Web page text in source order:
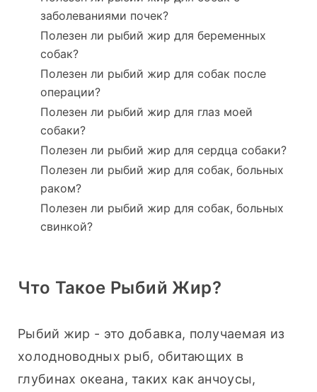
заболеваниями почек?
Полезен ли рыбий жир для беременных
собак?
Полезен ли рыбий жир для собак после
операции?
Полезен ли рыбий жир для глаз моей
собаки?
Полезен ли рыбий жир для сердца собаки?
Полезен ли рыбий жир для собак, больных
раком?
Полезен ли рыбий жир для собак, больных
свинкой?
Что Такое Рыбий Жир?
Рыбий жир - это добавка, получаемая из
холодноводных рыб, обитающих в
глубинах океана, таких как анчоусы,